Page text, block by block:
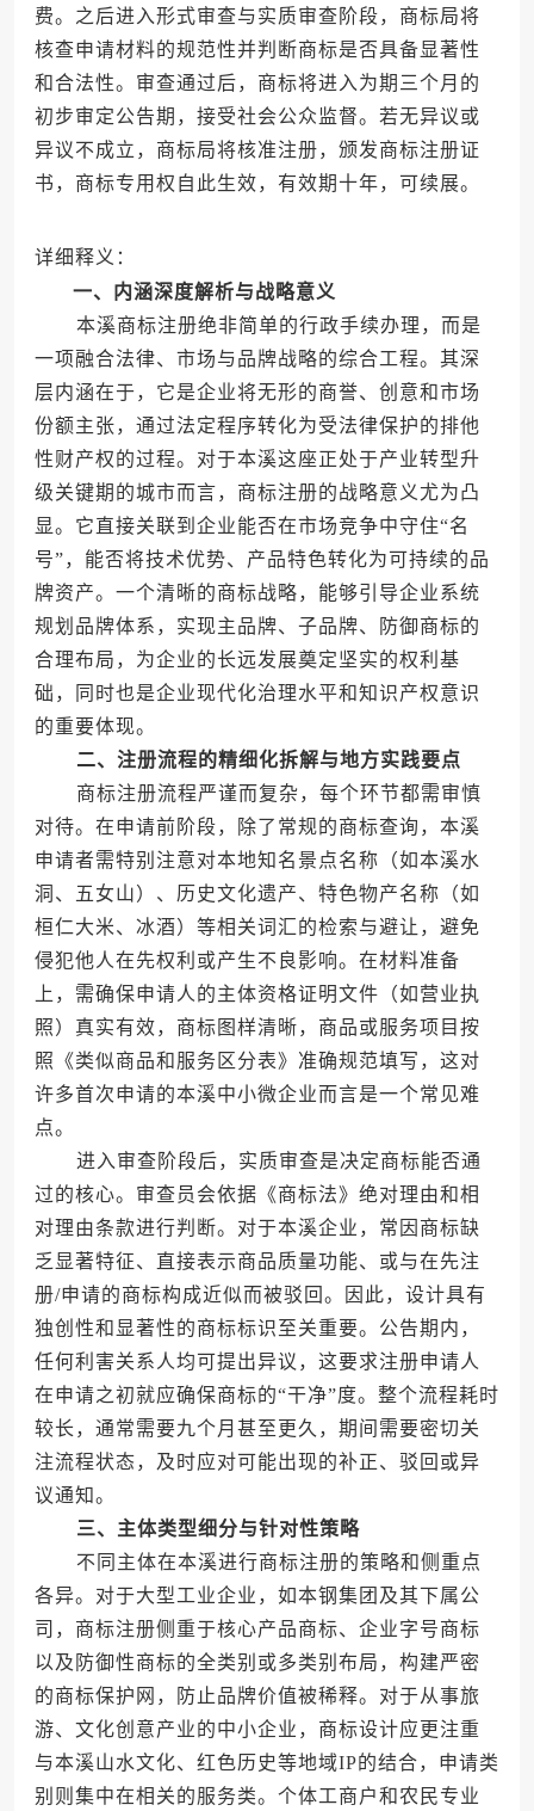
费。之后进入形式审查与实质审查阶段，商标局将
核查申请材料的规范性并判断商标是否具备显著性
和合法性。审查通过后，商标将进入为期三个月的
初步审定公告期，接受社会公众监督。若无异议或
异议不成立，商标局将核准注册，颁发商标注册证
书，商标专用权自此生效，有效期十年，可续展。
详细释义：
一、内涵深度解析与战略意义
本溪商标注册绝非简单的行政手续办理，而是
一项融合法律、市场与品牌战略的综合工程。其深
层内涵在于，它是企业将无形的商誉、创意和市场
份额主张，通过法定程序转化为受法律保护的排他
性财产权的过程。对于本溪这座正处于产业转型升
级关键期的城市而言，商标注册的战略意义尤为凸
显。它直接关联到企业能否在市场竞争中守住“名
号”，能否将技术优势、产品特色转化为可持续的品
牌资产。一个清晰的商标战略，能够引导企业系统
规划品牌体系，实现主品牌、子品牌、防御商标的
合理布局，为企业的长远发展奠定坚实的权利基
础，同时也是企业现代化治理水平和知识产权意识
的重要体现。
二、注册流程的精细化拆解与地方实践要点
商标注册流程严谨而复杂，每个环节都需审慎
对待。在申请前阶段，除了常规的商标查询，本溪
申请者需特别注意对本地知名景点名称（如本溪水
洞、五女山）、历史文化遗产、特色物产名称（如
桓仁大米、冰酒）等相关词汇的检索与避让，避免
侵犯他人在先权利或产生不良影响。在材料准备
上，需确保申请人的主体资格证明文件（如营业执
照）真实有效，商标图样清晰，商品或服务项目按
照《类似商品和服务区分表》准确规范填写，这对
许多首次申请的本溪中小微企业而言是一个常见难
点。
进入审查阶段后，实质审查是决定商标能否通
过的核心。审查员会依据《商标法》绝对理由和相
对理由条款进行判断。对于本溪企业，常因商标缺
乏显著特征、直接表示商品质量功能、或与在先注
册/申请的商标构成近似而被驳回。因此，设计具有
独创性和显著性的商标标识至关重要。公告期内，
任何利害关系人均可提出异议，这要求注册申请人
在申请之初就应确保商标的“干净”度。整个流程耗时
较长，通常需要九个月甚至更久，期间需要密切关
注流程状态，及时应对可能出现的补正、驳回或异
议通知。
三、主体类型细分与针对性策略
不同主体在本溪进行商标注册的策略和侧重点
各异。对于大型工业企业，如本钢集团及其下属公
司，商标注册侧重于核心产品商标、企业字号商标
以及防御性商标的全类别或多类别布局，构建严密
的商标保护网，防止品牌价值被稀释。对于从事旅
游、文化创意产业的中小企业，商标设计应更注重
与本溪山水文化、红色历史等地域IP的结合，申请类
别则集中在相关的服务类。个体工商户和农民专业